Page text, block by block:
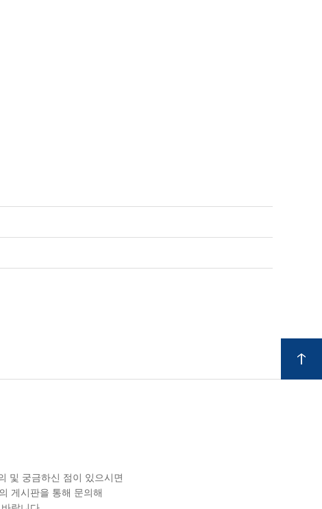
및 궁금하신 점이 있으시면
게시판을 통해 문의해